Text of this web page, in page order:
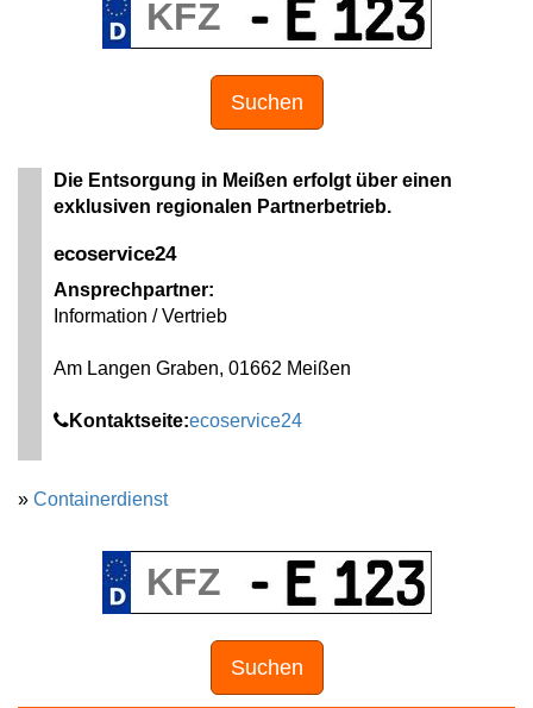
Suchen
Die Entsorgung in Meißen erfolgt über einen
exklusiven regionalen Partnerbetrieb.
ecoservice24
Ansprechpartner:
Information / Vertrieb
Am Langen Graben, 01662 Meißen
Kontaktseite:ecoservice24
» Containerdienst
Suchen